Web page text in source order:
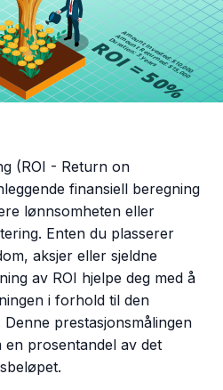
(ROI - Return on
finansiell beregning
lønnsomheten eller
Enten du plasserer
aksjer eller sjeldne
av ROI hjelpe deg med å
i forhold til den
prestasjonsmålingen
en prosentandel av det